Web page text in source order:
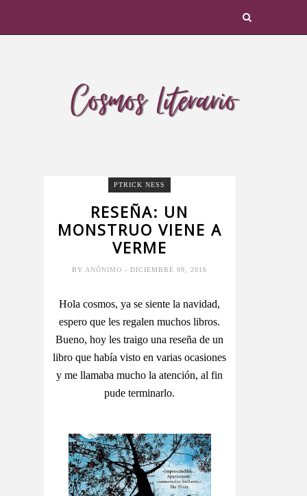
PTRICK NESS
RESEÑA: UN
MONSTRUO VIENE A
VERME
BY ANÓNIMO- DICIEMBRE 09, 2016
Hola cosmos, ya se siente la navidad,
espero que les regalen muchos libros.
Bueno, hoy les traigo una reseña de un
libro que había visto en varias ocasiones
y me llamaba mucho la atención, al fin
pude terminarlo.